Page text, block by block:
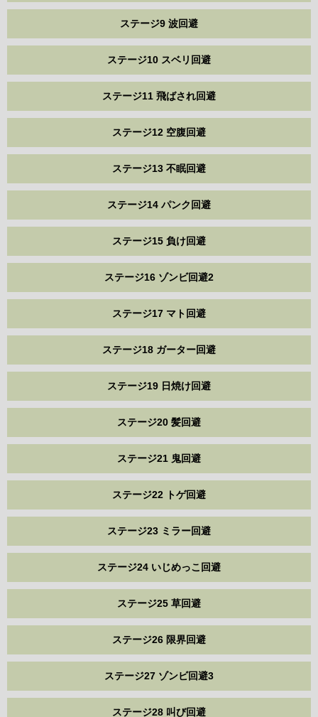
ステージ9 波回避
ステージ10 スベリ回避
ステージ11 飛ばされ回避
ステージ12 空腹回避
ステージ13 不眠回避
ステージ14 パンク回避
ステージ15 負け回避
ステージ16 ゾンビ回避2
ステージ17 マト回避
ステージ18 ガーター回避
ステージ19 日焼け回避
ステージ20 髪回避
ステージ21 鬼回避
ステージ22 トゲ回避
ステージ23 ミラー回避
ステージ24 いじめっこ回避
ステージ25 草回避
ステージ26 限界回避
ステージ27 ゾンビ回避3
ステージ28 叫び回避